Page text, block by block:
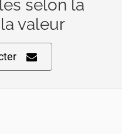
selon la
valeur